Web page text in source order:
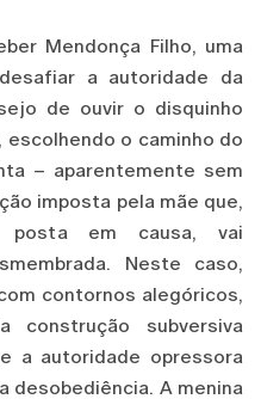
Mendonça Filho, uma
a autoridade da
de ouvir o disquinho
o caminho do
– aparentemente sem
imposta pela mãe que,
posta em causa, vai
Neste caso,
contornos alegóricos,
construção subversiva
a autoridade opressora
desobediência. A menina